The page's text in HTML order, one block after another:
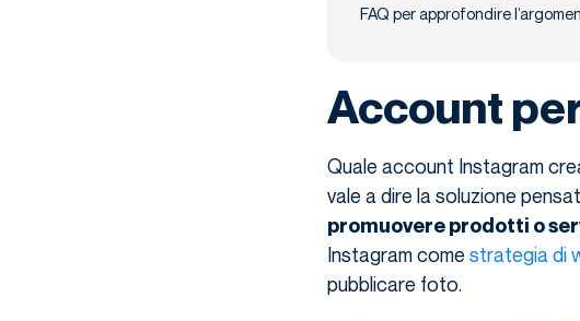
FAQ per approfondire
Account
Quale account Instagram
vale a dire la soluzione
promuovere prodotti o
Instagram come strategia di
pubblicare foto.